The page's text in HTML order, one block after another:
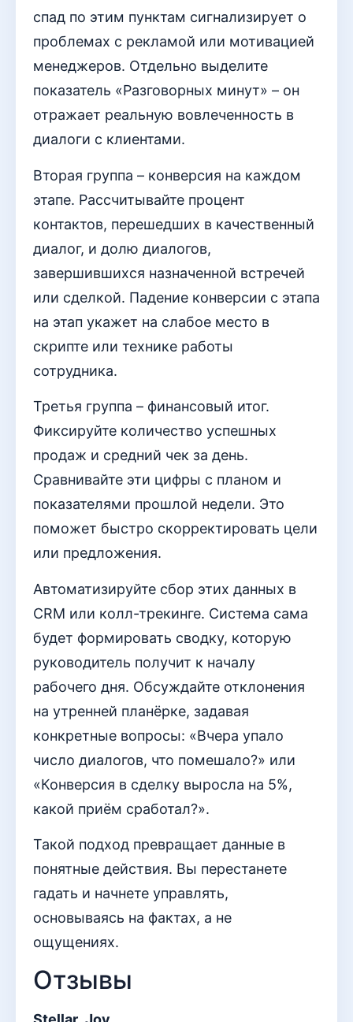
спад по этим пунктам сигнализирует о
проблемах с рекламой или мотивацией
менеджеров. Отдельно выделите
показатель «Разговорных минут» – он
отражает реальную вовлеченность в
диалоги с клиентами.
Вторая группа – конверсия на каждом
этапе. Рассчитывайте процент
контактов, перешедших в качественный
диалог, и долю диалогов,
завершившихся назначенной встречей
или сделкой. Падение конверсии с этапа
на этап укажет на слабое место в
скрипте или технике работы
сотрудника.
Третья группа – финансовый итог.
Фиксируйте количество успешных
продаж и средний чек за день.
Сравнивайте эти цифры с планом и
показателями прошлой недели. Это
поможет быстро скорректировать цели
или предложения.
Автоматизируйте сбор этих данных в
CRM или колл-трекинге. Система сама
будет формировать сводку, которую
руководитель получит к началу
рабочего дня. Обсуждайте отклонения
на утренней планёрке, задавая
конкретные вопросы: «Вчера упало
число диалогов, что помешало?» или
«Конверсия в сделку выросла на 5%,
какой приём сработал?».
Такой подход превращает данные в
понятные действия. Вы перестанете
гадать и начнете управлять,
основываясь на фактах, а не
ощущениях.
Отзывы